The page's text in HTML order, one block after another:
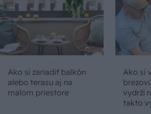
Ako si zariadiť balkón
alebo terasu aj na
malom priestore
Ako si
vydrží
takto